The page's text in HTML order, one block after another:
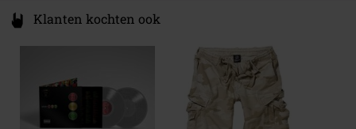
Klanten kochten ook